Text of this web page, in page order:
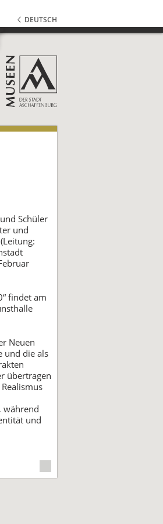
DEUTSCH
Schüler
und
findet am
Neuen
und die als
übertragen
während
und